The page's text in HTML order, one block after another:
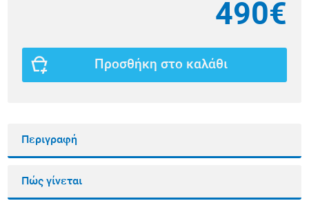
490€
Προσθήκη στο καλάθι
Περιγραφή
Πώς γίνεται